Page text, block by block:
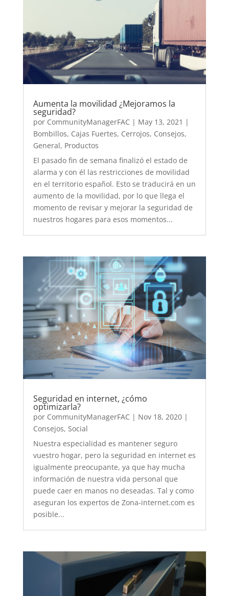
Aumenta la movilidad ¿Mejoramos la
seguridad?
por CommunityManagerFAC | May 13, 2021 |
Bombillos, Cajas Fuertes, Cerrojos, Consejos,
General, Productos
El pasado fin de semana finalizó el estado de
alarma y con él las restricciones de movilidad
en el territorio español. Esto se traducirá en un
aumento de la movilidad, por lo que llega el
momento de revisar y mejorar la seguridad de
nuestros hogares para esos momentos...
Seguridad en internet, ¿cómo
optimizarla?
por CommunityManagerFAC | Nov 18, 2020|
Consejos, Social
Nuestra especialidad es mantener seguro
vuestro hogar, pero la seguridad en internet es
igualmente preocupante, ya que hay mucha
información de nuestra vida personal que
puede caer en manos no deseadas. Tal y como
aseguran los expertos de Zona-internet.com es
posible...